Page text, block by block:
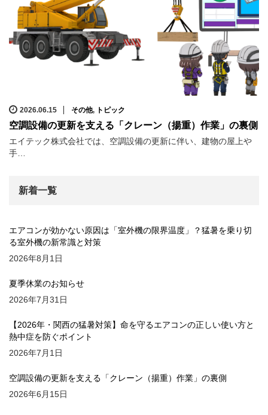
2026.06.15 その他, トピック
空調設備の更新を支える「クレーン（揚重）作業」の裏側
エイテック株式会社では、空調設備の更新に伴い、建物の屋上や
手…
新着一覧
エアコンが効かない原因は「室外機の限界温度」？猛暑を乗り切
る室外機の新常識と対策
2026年8月1日
夏季休業のお知らせ
2026年7月31日
【2026年・関西の猛暑対策】命を守るエアコンの正しい使い方と
熱中症を防ぐポイント
2026年7月1日
空調設備の更新を支える「クレーン（揚重）作業」の裏側
2026年6月15日